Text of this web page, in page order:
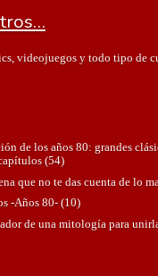
videojuegos y todo tipo de
de los años 80: grandes
(54)
que no te das cuenta de lo
-Años 80-(10)
de una mitología para